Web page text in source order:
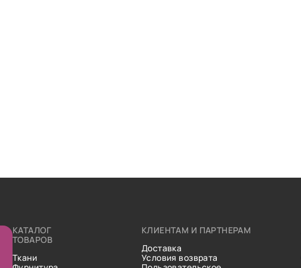
КАТАЛОГ
ТОВАРОВ
Ткани
КЛИЕНТАМ И ПАРТНЕРАМ
Доставка
Условия возврата